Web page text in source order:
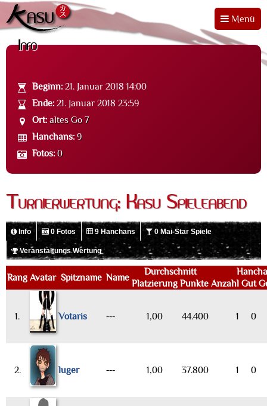
Menü
Info
Beginn: 21. Januar 2018 14:00
Ende: 21. Januar 2018 23:59
Ort: altes Go 7
Hanchans: 9
Fotos: 0
Turnierwertung: Kasu Spieleabend
Info 0 Fotos 9 Hanchans 0 Mai-Star Spiele
Veranstaltungs Wertung
Rang Avatar Spitzname Name
Durchschnitt
Platzierung Punkte Anzahl Gut
1. Votaris --- 1,00 44.400 1 0
2. luger --- 1,00 37.800 1 0